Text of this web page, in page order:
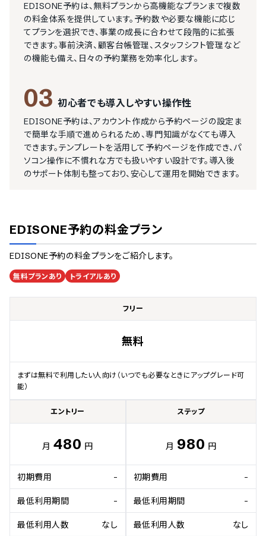
EDISONE予約は、無料プランから高機能なプランまで複数
の料金体系を提供しています。予約数や必要な機能に応じ
てプランを選択でき、事業の成長に合わせて段階的に拡張
できます。事前決済、顧客台帳管理、スタッフシフト管理など
の機能も備え、日々の予約業務を効率化します。
03 初心者でも導入しやすい操作性
EDISONE予約は、アカウント作成から予約ページの設定ま
で簡単な手順で進められるため、専門知識がなくても導入
できます。テンプレートを活用して予約ページを作成でき、パ
ソコン操作に不慣れな方でも扱いやすい設計です。導入後
のサポート体制も整っており、安心して運用を開始できます。
EDISONE予約の料金プラン
EDISONE予約の料金プランをご紹介します。
無料プランあり トライアルあり
フリー
無料
まずは無料で利用したい人向け（いつでも必要なときにアップグレード可
能）
エントリー
月 480 円
初期費用 -
最低利用期間 -
最低利用人数 なし
ステップ
月 980 円
初期費用 -
最低利用期間 -
最低利用人数 なし